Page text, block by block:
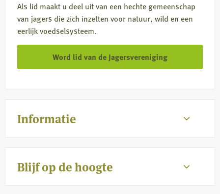
Informatie
Als lid maakt u deel uit van een hechte gemeenschap
van jagers die zich inzetten voor natuur, wild en een
eerlijk voedselsysteem.
Word lid van de Jagersvereniging
Blijf op de hoogte